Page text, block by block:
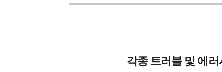
각종 트러블 및 에